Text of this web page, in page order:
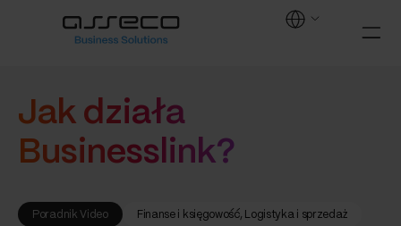
Jak działa
Businesslink?
Poradnik Video Finanse i księgowość, Logistyka i sprzedaż